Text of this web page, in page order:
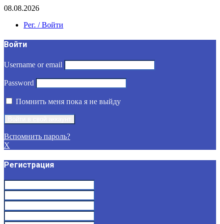
08.08.2026
Рег. / Войти
Войти
Username or email
Password
Помнить меня пока я не выйду
Вспомнить пароль?
X
Регистрация